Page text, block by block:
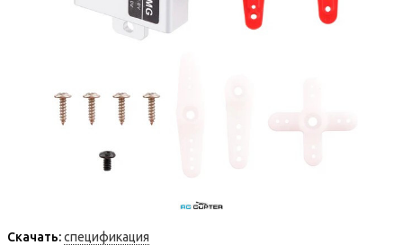
Скачать:спецификация